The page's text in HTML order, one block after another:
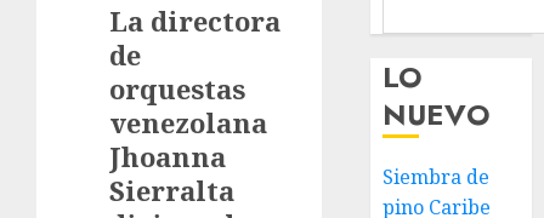
La directora
de
orquestas
venezolana
Jhoanna
Sierralta
LO
NUEVO
Siembra de
pino Caribe